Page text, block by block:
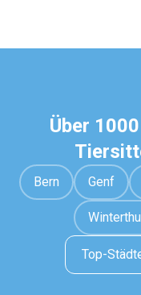
Über
Bern Genf
Top-